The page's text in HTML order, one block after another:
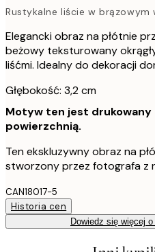
Rustykalne liście w brązowym
Elegancki obraz na płótnie
beżowy teksturowany
liśćmi. Idealny do dekoracji
Głębokość: 3,2 cm
Motyw ten jest drukowany
powierzchnią.
Ten ekskluzywny obraz na
stworzony przez fotografa z
CAN18017-5
Historia cen
Dowiedz się więcej